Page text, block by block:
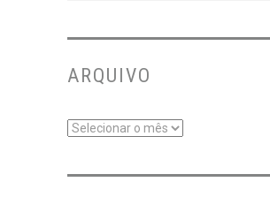
ARQUIVO